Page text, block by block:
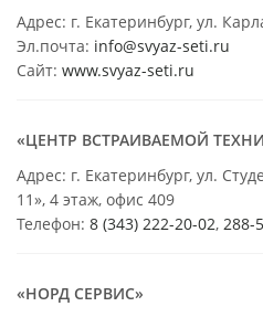
Адрес: г. Екатеринбург, ул.
Эл.почта: info@svyaz-seti.ru
Сайт: www.svyaz-seti.ru
«ЦЕНТР ВСТРАИВАЕМОЙ
Адрес: г. Екатеринбург, ул.
11», 4 этаж, офис 409
Телефон: 8 (343) 222-20-02, 288-
«НОРД СЕРВИС»